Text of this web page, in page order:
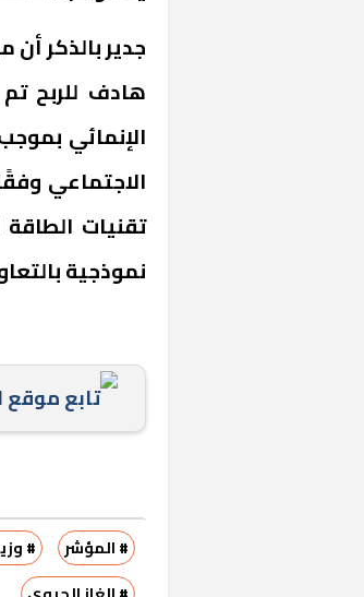
جدير بالذكر
الإنمائي
تقنيات
نموذجية
تابع
# المؤشر #